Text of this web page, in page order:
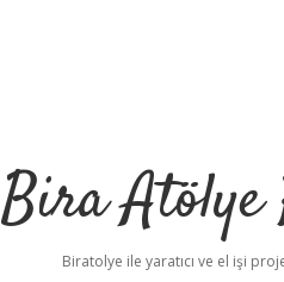
Bira Atölye
Biratolye ile yaratıcı ve el işi